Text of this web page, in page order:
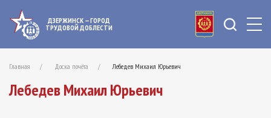
ДЗЕРЖИНСК — ГОРОД
ТРУДОВОЙ ДОБЛЕСТИ
Главная Доска почёта Лебедев Михаил Юрьевич
Лебедев Михаил Юрьевич